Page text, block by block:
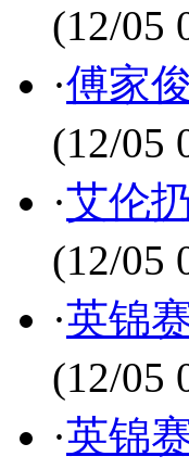
(12/05
·傅家
(12/05
·艾伦
(12/05
·英锦
(12/05
·英锦